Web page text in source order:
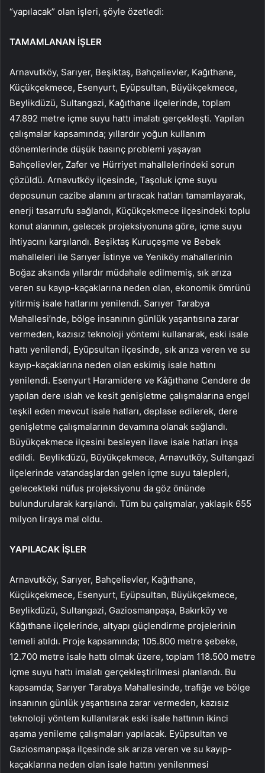
“yapılacak” olan işleri, şöyle özetledi:
TAMAMLANAN İŞLER
Arnavutköy, Sarıyer, Beşiktaş, Bahçelievler, Kağıthane,
Küçükçekmece, Esenyurt, Eyüpsultan, Büyükçekmece,
Beylikdüzü, Sultangazi, Kağıthane ilçelerinde, toplam
47.892 metre içme suyu hattı imalatı gerçekleşti. Yapılan
çalışmalar kapsamında; yıllardır yoğun kullanım
dönemlerinde düşük basınç problemi yaşayan
Bahçelievler, Zafer ve Hürriyet mahallelerindeki sorun
çözüldü. Arnavutköy ilçesinde, Taşoluk içme suyu
deposunun cazibe alanını artıracak hatları tamamlayarak,
enerji tasarrufu sağlandı, Küçükçekmece ilçesindeki toplu
konut alanının, gelecek projeksiyonuna göre, içme suyu
ihtiyacını karşılandı. Beşiktaş Kuruçeşme ve Bebek
mahalleleri ile Sarıyer İstinye ve Yeniköy mahallerinin
Boğaz aksında yıllardır müdahale edilmemiş, sık arıza
veren su kayıp-kaçaklarına neden olan, ekonomik ömrünü
yitirmiş isale hatlarını yenilendi. Sarıyer Tarabya
Mahallesi’nde, bölge insanının günlük yaşantısına zarar
vermeden, kazısız teknoloji yöntemi kullanarak, eski isale
hattı yenilendi, Eyüpsultan ilçesinde, sık arıza veren ve su
kayıp-kaçaklarına neden olan eskimiş isale hattını
yenilendi. Esenyurt Haramidere ve Kâğıthane Cendere de
yapılan dere ıslah ve kesit genişletme çalışmalarına engel
teşkil eden mevcut isale hatları, deplase edilerek, dere
genişletme çalışmalarının devamına olanak sağlandı.
Büyükçekmece ilçesini besleyen ilave isale hatları inşa
edildi. Beylikdüzü, Büyükçekmece, Arnavutköy, Sultangazi
ilçelerinde vatandaşlardan gelen içme suyu talepleri,
gelecekteki nüfus projeksiyonu da göz önünde
bulundurularak karşılandı. Tüm bu çalışmalar, yaklaşık 655
milyon liraya mal oldu.
YAPILACAK İŞLER
Arnavutköy, Sarıyer, Bahçelievler, Kağıthane,
Küçükçekmece, Esenyurt, Eyüpsultan, Büyükçekmece,
Beylikdüzü, Sultangazi, Gaziosmanpaşa, Bakırköy ve
Kâğıthane ilçelerinde, altyapı güçlendirme projelerinin
temeli atıldı. Proje kapsamında; 105.800 metre şebeke,
12.700 metre isale hattı olmak üzere, toplam 118.500 metre
içme suyu hattı imalatı gerçekleştirilmesi planlandı. Bu
kapsamda; Sarıyer Tarabya Mahallesinde, trafiğe ve bölge
insanının günlük yaşantısına zarar vermeden, kazısız
teknoloji yöntem kullanılarak eski isale hattının ikinci
aşama yenileme çalışmaları yapılacak. Eyüpsultan ve
Gaziosmanpaşa ilçesinde sık arıza veren ve su kayıp-
kaçaklarına neden olan isale hattını yenilenmesi